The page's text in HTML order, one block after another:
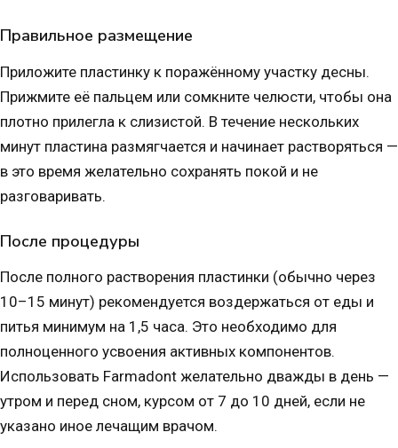
Правильное размещение
Приложите пластинку к поражённому участку десны.
Прижмите её пальцем или сомкните челюсти, чтобы она
плотно прилегла к слизистой. В течение нескольких
минут пластина размягчается и начинает растворяться —
в это время желательно сохранять покой и не
разговаривать.
После процедуры
После полного растворения пластинки (обычно через
10–15 минут) рекомендуется воздержаться от еды и
питья минимум на 1,5 часа. Это необходимо для
полноценного усвоения активных компонентов.
Использовать Farmadont желательно дважды в день —
утром и перед сном, курсом от 7 до 10 дней, если не
указано иное лечащим врачом.